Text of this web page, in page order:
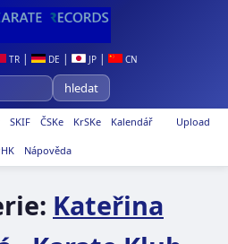
TR | DE | JP | CN
Upload
SKIF ČSKe KrSKe Kalendář
Nápověda
Kateřina